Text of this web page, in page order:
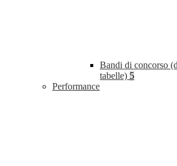
Bandi di concorso
tabelle) 5
Performance